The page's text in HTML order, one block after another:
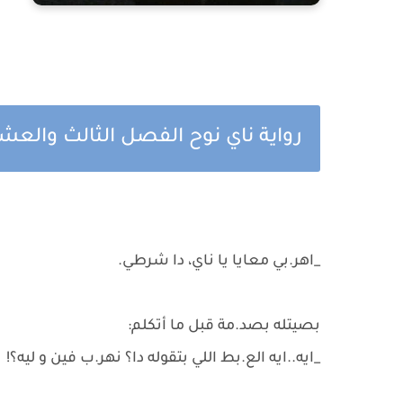
رواية ناي نوح الفصل الثالث
_اهر.بي معايا يا ناي، دا شرطي.
بصيتله بصد.مة قبل ما أتكلم:
_ايه..ايه الع.بط اللي بتقوله دا؟ نهر.ب فين و ليه؟!